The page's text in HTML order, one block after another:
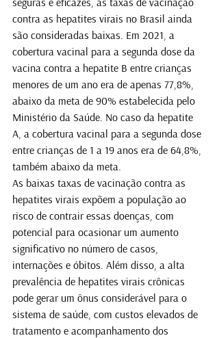
contra as hepatites virais no Brasil ainda
são consideradas baixas. Em 2021, a
cobertura vacinal para a segunda dose da
vacina contra a hepatite B entre crianças
menores de um ano era de apenas 77,8%,
abaixo da meta de 90% estabelecida pelo
Ministério da Saúde. No caso da hepatite
A, a cobertura vacinal para a segunda dose
entre crianças de 1 a 19 anos era de 64,8%,
também abaixo da meta.
As baixas taxas de vacinação contra as
hepatites virais expõem a população ao
risco de contrair essas doenças, com
potencial para ocasionar um aumento
significativo no número de casos,
internações e óbitos. Além disso, a alta
prevalência de hepatites virais crônicas
pode gerar um ônus considerável para o
sistema de saúde, com custos elevados de
tratamento e acompanhamento dos